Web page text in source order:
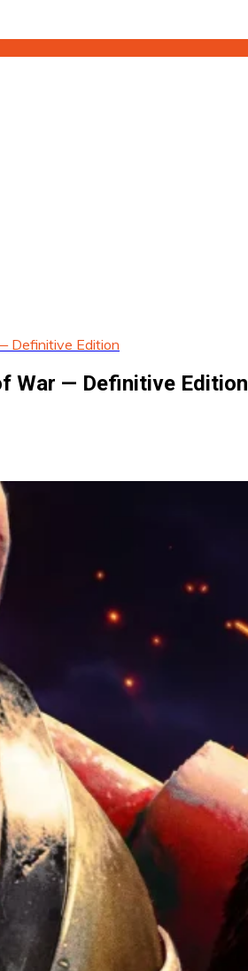
Definitive Edition
War — Definitive Edition